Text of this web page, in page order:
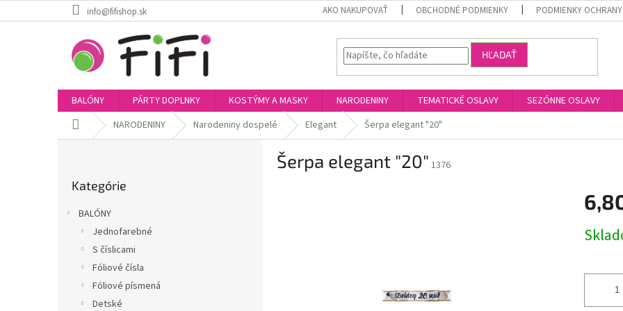
na
info@fifishop.sk AKO NAKUPOVAŤ OBCHODNÉ PODMIENKY PODMIENKY OCHRANY
HĽADAŤ
BALÓNY PÁRTY DOPLNKY KOSTÝMY A MASKY NARODENINY TEMATICKÉ OSLAVY SEZÓNNE OSLAVY
DomovNARODENINY Narodeniny dospelé Elegant Šerpa elegant "20"
kategórie
Kategórie
BALÓNY
Jednofarebné
S číslicami
Fóliové čísla
Fóliové písmená
Detské
Šerpa elegant "20" 1376
cena: